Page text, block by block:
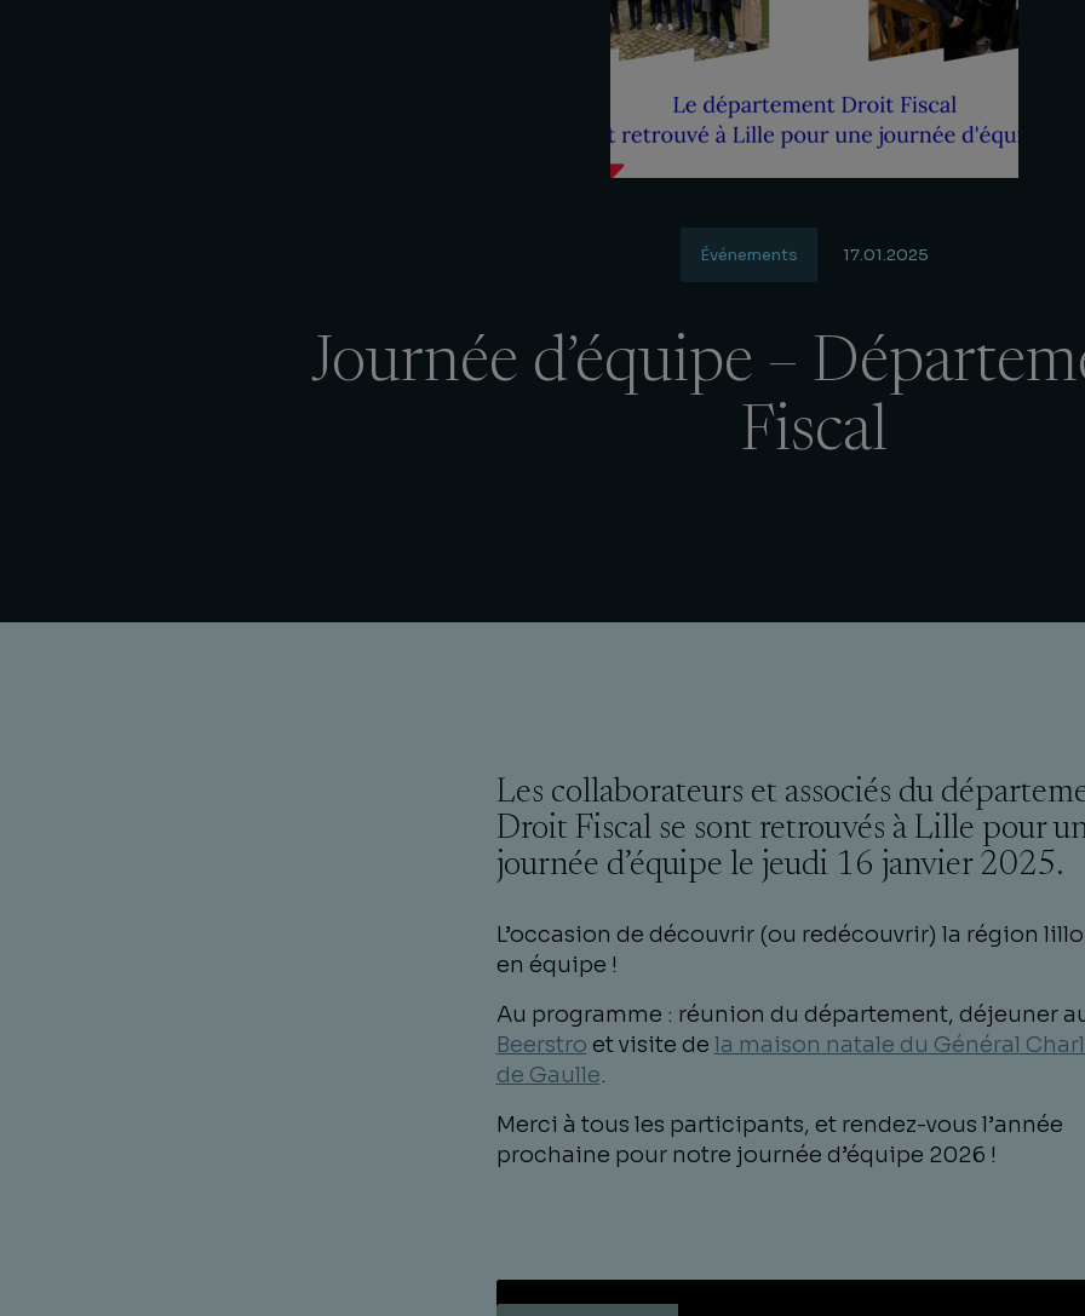
Événements 17.01.2025
Journée d’équipe –
Fiscal
Les collaborateurs et associés du
Droit Fiscal se sont retrouvés à Lille pour
journée d’équipe le jeudi 16 janvier 2025.
L’occasion de découvrir (ou redécouvrir) la région
en équipe !
Au programme : réunion du département, déjeuner
Beerstro et visite de la maison natale du Général
de Gaulle.
Merci à tous les participants, et rendez-vous l’année
prochaine pour notre journée d’équipe 2026 !